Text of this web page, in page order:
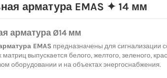
арматура EMAS ✦ 14 мм
арматура Ø14 мм
EMAS предназначены для сигнализации
выпускается белого, желтого, зеленого,
оборудовании и на объектах энергоснабжения.